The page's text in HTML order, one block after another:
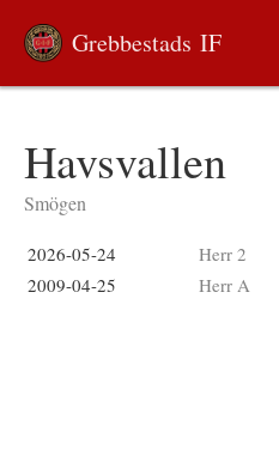
Havsvallen
Smögen
2026-05-24 Herr 2
2009-04-25
Herr A
Grebbestads IF